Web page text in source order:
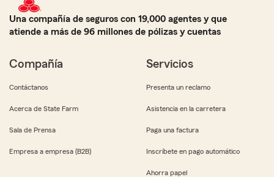
Una compañía de seguros con 19,000 agentes y que
atiende a más de 96 millones de pólizas y cuentas
Compañía
Contáctanos
Acerca de State Farm
Sala de Prensa
Empresa a empresa (B2B)
Servicios
Presenta un reclamo
Asistencia en la carretera
Paga una factura
Inscríbete en pago automático
Ahorra papel